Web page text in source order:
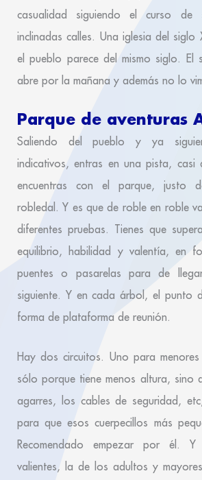
casualidad siguiendo el curso de
inclinadas calles. Una iglesia del siglo
el pueblo parece del mismo siglo. El
abre por la mañana y además no lo
Parque de aventuras
Saliendo del pueblo y ya
indicativos, entras en una pista,
encuentras con el parque, justo
robledal. Y es que de roble en roble
diferentes pruebas. Tienes que
equilibrio, habilidad y valentía, en
puentes o pasarelas para de
siguiente. Y en cada árbol, el punto
forma de plataforma de reunión.
Hay dos circuitos. Uno para
sólo porque tiene menos altura, sino
agarres, los cables de seguridad,
para que esos cuerpecillos más
Recomendado empezar por él.
valientes, la de los adultos y